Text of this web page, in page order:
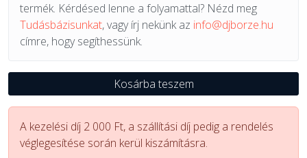
termék. Kérdésed lenne a folyamattal? Nézd meg
Tudásbázisunkat, vagy írj nekünk az info@djborze.hu
címre, hogy segíthessünk.
Kosárba teszem
A kezelési díj 2 000 Ft, a szállítási díj pedig a rendelés
véglegesítése során kerül kiszámításra.